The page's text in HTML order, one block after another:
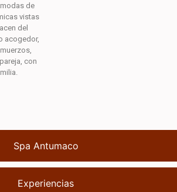
Spa Antumaco
Experiencias
de
vistas
del
acogedor,
con